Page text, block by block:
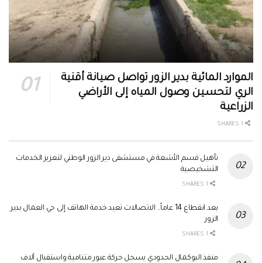
الموارد المائية بدير الزور تواصل صيانة أقنية
الري لتحسين وصول المياه إلى الأراضي
الزراعية
تأهيل قسم الأشعة في مستشفى دير الزور الوطني لتعزيز الخدمات
التشخيصية
بعد انقطاع 14 عاماً.. الاتصالات تعيد خدمة الهاتف إلى حي العمال بدير
الزور
منفذ البوكمال الحدودي يسجل حركة عبور متنامية واستقبال آلاف